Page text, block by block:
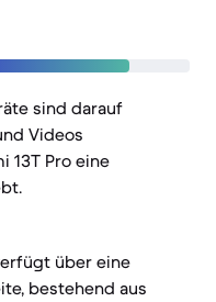
sind darauf
Videos
13T Pro eine
über eine
bestehend aus